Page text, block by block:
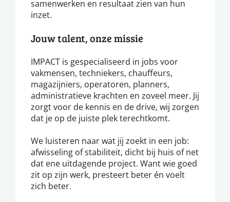
samenwerken en resultaat zien van hun
inzet.
Jouw talent, onze missie
IMPACT is gespecialiseerd in jobs voor
vakmensen, techniekers, chauffeurs,
magazijniers, operatoren, planners,
administratieve krachten en zoveel meer. Jij
zorgt voor de kennis en de drive, wij zorgen
dat je op de juiste plek terechtkomt.
We luisteren naar wat jij zoekt in een job:
afwisseling of stabiliteit, dicht bij huis of net
dat ene uitdagende project. Want wie goed
zit op zijn werk, presteert beter én voelt
zich beter.